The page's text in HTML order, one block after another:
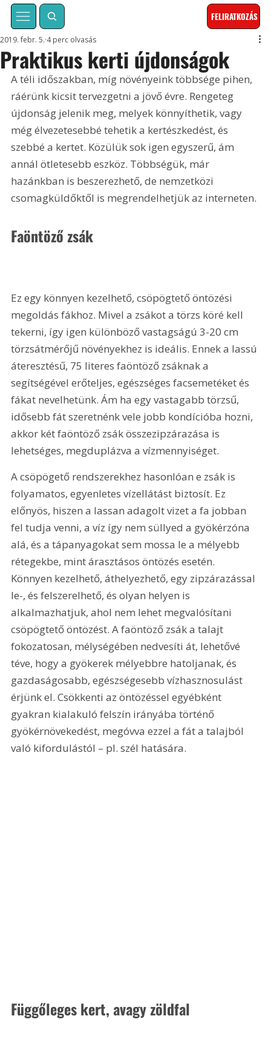
FELIRATKOZÁS
Praktikus kerti újdonságok
2019. febr. 5. 4 perc olvasás
A téli időszakban, míg növényeink többsége pihen,
ráérünk kicsit tervezgetni a jövő évre. Rengeteg
újdonság jelenik meg, melyek könnyíthetik, vagy
még élvezetesebbé tehetik a kertészkedést, és
szebbé a kertet. Közülük sok igen egyszerű, ám
annál ötletesebb eszköz. Többségük, már
hazánkban is beszerezhető, de nemzetközi
csomagküldőktől is megrendelhetjük az interneten.
Faöntöző zsák
Ez egy könnyen kezelhető, csöpögtető öntözési
megoldás fákhoz. Mivel a zsákot a törzs köré kell
tekerni, így igen különböző vastagságú 3-20 cm
törzsátmérőjű növényekhez is ideális. Ennek a lassú
áteresztésű, 75 literes faöntöző zsáknak a
segítségével erőteljes, egészséges facsemetéket és
fákat nevelhetünk. Ám ha egy vastagabb törzsű,
idősebb fát szeretnénk vele jobb kondícióba hozni,
akkor két faöntöző zsák összezipzárazása is
lehetséges, megduplázva a vízmennyiséget.
A csöpögető rendszerekhez hasonlóan e zsák is
folyamatos, egyenletes vízellátást biztosít. Ez
előnyös, hiszen a lassan adagolt vizet a fa jobban
fel tudja venni, a víz így nem süllyed a gyökérzóna
alá, és a tápanyagokat sem mossa le a mélyebb
rétegekbe, mint árasztásos öntözés esetén.
Könnyen kezelhető, áthelyezhető, egy zipzárazással
le-, és felszerelhető, és olyan helyen is
alkalmazhatjuk, ahol nem lehet megvalósítani
csöpögtető öntözést. A faöntöző zsák a talajt
fokozatosan, mélységében nedvesíti át, lehetővé
téve, hogy a gyökerek mélyebbre hatoljanak, és
gazdaságosabb, egészségesebb vízhasznosulást
érjünk el. Csökkenti az öntözéssel egyébként
gyakran kialakuló felszín irányába történő
gyökérnövekedést, megóvva ezzel a fát a talajból
való kifordulástól – pl. szél hatására.
Függőleges kert, avagy zöldfal